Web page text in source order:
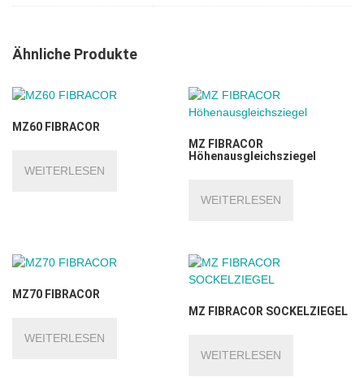
Ähnliche Produkte
MZ60 FIBRACOR
WEITERLESEN
MZ FIBRACOR
Höhenausgleichsziegel
WEITERLESEN
MZ70 FIBRACOR
WEITERLESEN
MZ FIBRACOR SOCKELZIEGEL
WEITERLESEN